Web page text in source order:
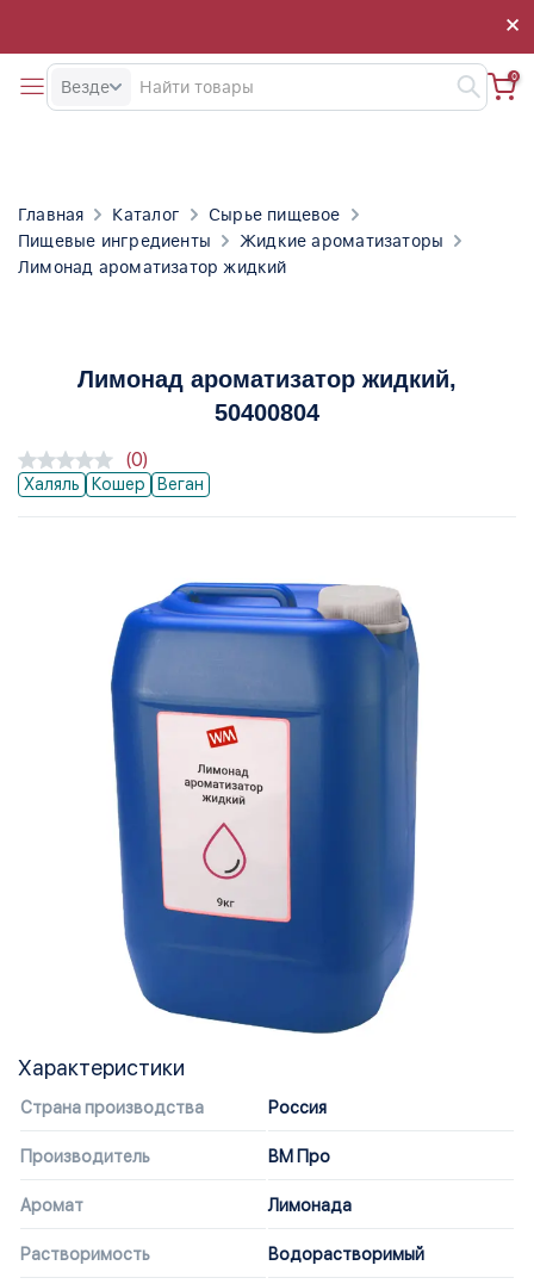
×
×
Везде
0
Главная Каталог
Сырье пищевое
Пищевые ингредиенты
Жидкие ароматизаторы
Лимонад ароматизатор жидкий
Лимонад ароматизатор жидкий,
50400804
Халяль Кошер Веган
(0)
Характеристики
Страна производства Россия
Производитель ВМ Про
Аромат Лимонада
Растворимость Водорастворимый